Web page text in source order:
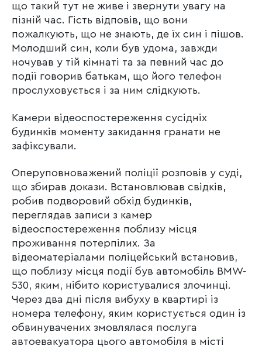
що такий тут не живе і звернути увагу на
пізній час. Гість відповів, що вони
пожалкують, що не знають, де їх син і пішов.
Молодший син, коли був удома, завжди
ночував у тій кімнаті та за певний час до
події говорив батькам, що його телефон
прослуховується і за ним слідкують.
Камери відеоспостереження сусідніх
будинків моменту закидання гранати не
зафіксували.
Оперуповноважений поліції розповів у суді,
що збирав докази. Встановлював свідків,
робив подворовий обхід будинків,
переглядав записи з камер
відеоспостереження поблизу місця
проживання потерпілих. За
відеоматеріалами поліцейський встановив,
що поблизу місця події був автомобіль BMW-
530, яким, нібито користувалися злочинці.
Через два дні після вибуху в квартирі із
номера телефону, яким користується один із
обвинувачених змовлялася послуга
автоевакуатора цього автомобіля в місті